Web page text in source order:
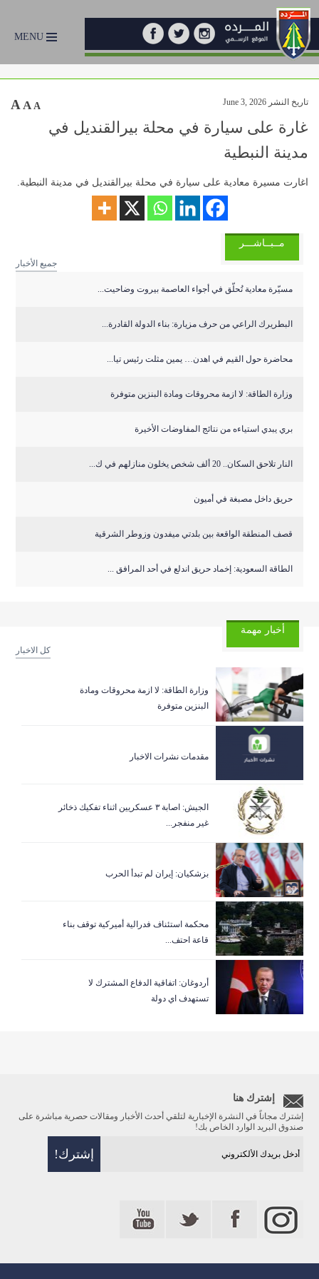
MENU
تاريخ النشر June 3, 2026 A A A
غارة على سيارة في محلة بيرالقنديل في
مدينة النبطية
اغارت مسيرة معادية على سيارة في محلة بيرالقنديل في مدينة النبطية.
مــبــاشـــر
جميع الأخبار
مسيّرة معادية تُحلّق في أجواء العاصمة بيروت وضاحيت...
البطريرك الراعي من حرف مزيارة: بناء الدولة القادرة...
محاضرة حول القيم في اهدن… يمين مثلت رئيس تيا...
وزارة الطاقة: لا ازمة محروقات ومادة البنزين متوفرة
بري يبدي استياءه من نتائج المفاوضات الأخيرة
النار تلاحق السكان.. 20 ألف شخص يخلون منازلهم في ك...
حريق داخل مصبغة في أميون
قصف المنطقة الواقعة بين بلدتي ميفدون وزوطر الشرقية
‏الطاقة السعودية: إخماد حريق اندلع في أحد المرافق ...
أخبار مهمة
كل الاخبار
وزارة الطاقة: لا ازمة محروقات ومادة
البنزين متوفرة
مقدمات نشرات الاخبار
الجيش: اصابة ٣ عسكريين اثناء تفكيك ذخائر
غير منفجر...
بزشكيان: إيران لم تبدأ الحرب
‏محكمة استئناف فدرالية أميركية توقف بناء
قاعة احتف...
أردوغان: اتفاقية الدفاع المشترك لا
تستهدف اي دولة
إشترك هنا
إشترك مجاناً في النشرة الإخبارية لتلقي أحدث الأخبار ومقالات حصرية مباشرة على
صندوق البريد الوارد الخاص بك!